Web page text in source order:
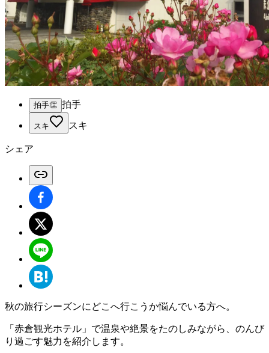
拍手👏 拍手
スキ スキ
シェア
秋の旅行シーズンにどこへ行こうか悩んでいる方へ。
「赤倉観光ホテル」で温泉や絶景をたのしみながら、のんび
り過ごす魅力を紹介 します。